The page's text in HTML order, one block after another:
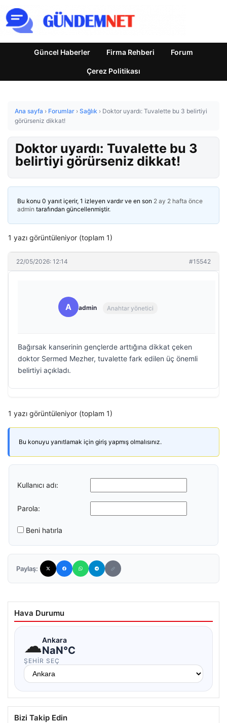
Güncel Haberler Firma Rehberi Forum
Çerez Politikası
Ana sayfa › Forumlar › Sağlık › Doktor uyardı: Tuvalette bu 3 belirtiyi
görürseniz dikkat!
Doktor uyardı: Tuvalette bu 3
belirtiyi görürseniz dikkat!
Bu konu 0 yanıt içerir, 1 izleyen vardır ve en son 2 ay 2 hafta önce
admin tarafından güncellenmiştir.
1 yazı görüntüleniyor (toplam 1)
22/05/2026: 12:14 #15542
A admin Anahtar yönetici
Bağırsak kanserinin gençlerde arttığına dikkat çeken
doktor Sermed Mezher, tuvalette fark edilen üç önemli
belirtiyi açıkladı.
1 yazı görüntüleniyor (toplam 1)
Bu konuyu yanıtlamak için giriş yapmış olmalısınız.
Kullanıcı adı:
Parola:
Beni hatırla
Paylaş:
Hava Durumu
☁Ankara
NaN°C
ŞEHIR SEÇ
Bizi Takip Edin